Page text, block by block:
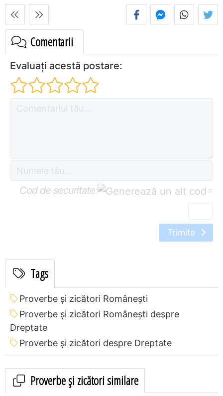
Comentarii
Evaluați acestă postare:
Cod de securitate: =
Trimite
Tags
Proverbe și zicători Româneşti
Proverbe și zicători Româneşti despre
Dreptate
Proverbe și zicători despre Dreptate
Proverbe și zicători similare